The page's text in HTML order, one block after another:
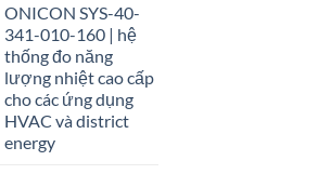
ONICON SYS-40-
341-010-160 | hệ
thống đo năng
lượng nhiệt cao cấp
cho các ứng dụng
HVAC và district
energy